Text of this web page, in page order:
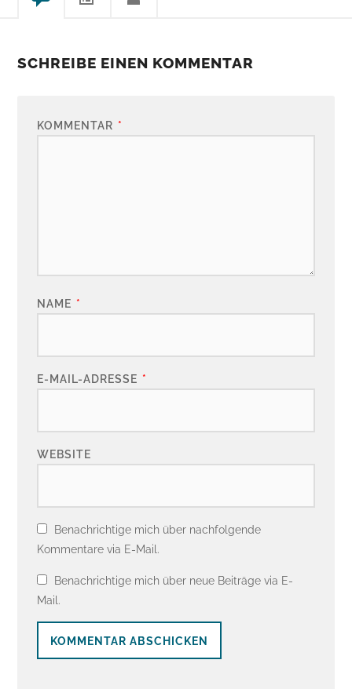
SCHREIBE EINEN KOMMENTAR
KOMMENTAR *
NAME *
E-MAIL-ADRESSE *
WEBSITE
Benachrichtige mich über nachfolgende
Kommentare via E-Mail.
Benachrichtige mich über neue Beiträge via E-
Mail.